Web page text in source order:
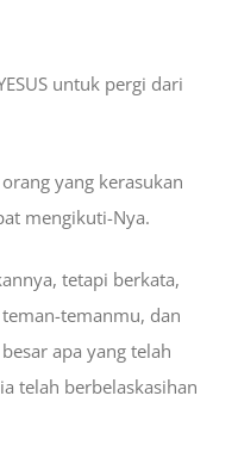
untuk pergi dari
yang kerasukan
mengikuti-Nya.
tetapi berkata,
temanmu, dan
apa yang telah
telah berbelaskasihan